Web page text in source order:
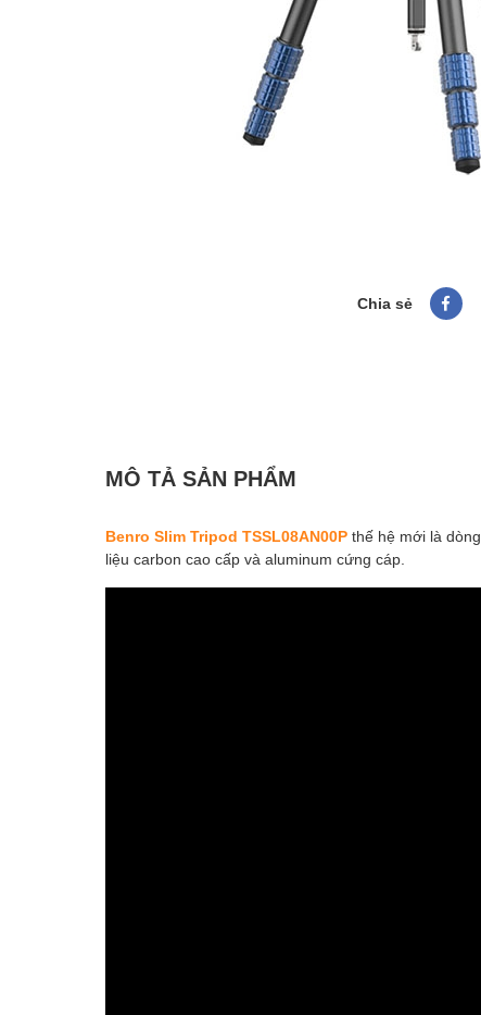
Chia sẻ
MÔ TẢ SẢN PHẨM
Benro Slim Tripod TSSL08AN00P thế hệ mới là dòng
liệu carbon cao cấp và aluminum cứng cáp.